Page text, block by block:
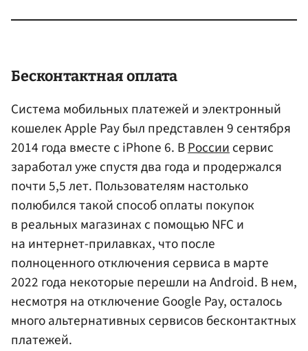
Бесконтактная оплата
Система мобильных платежей и электронный
кошелек Apple Pay был представлен 9 сентября
2014 года вместе с iPhone 6. ВРоссиисервис
заработал уже спустя два года и продержался
почти 5,5 лет. Пользователям настолько
полюбился такой способ оплаты покупок
в реальных магазинах с помощью NFC и
на интернет-прилавках, что после
полноценного отключения сервиса в марте
2022 года некоторые перешли на Android. В нем,
несмотря на отключение Google Pay, осталось
много альтернативных сервисов бесконтактных
платежей.